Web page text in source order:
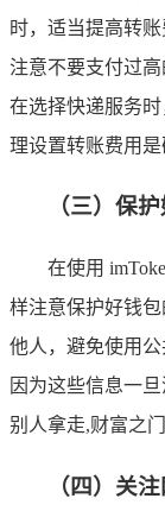
时，适当提高转
注意不要支付过
在选择快递服务
理设置转账费用是
（三）保
在使用
样注意保护好钱
他人，避免使用公
因为这些信息一
别人拿走,财富之
（四）关